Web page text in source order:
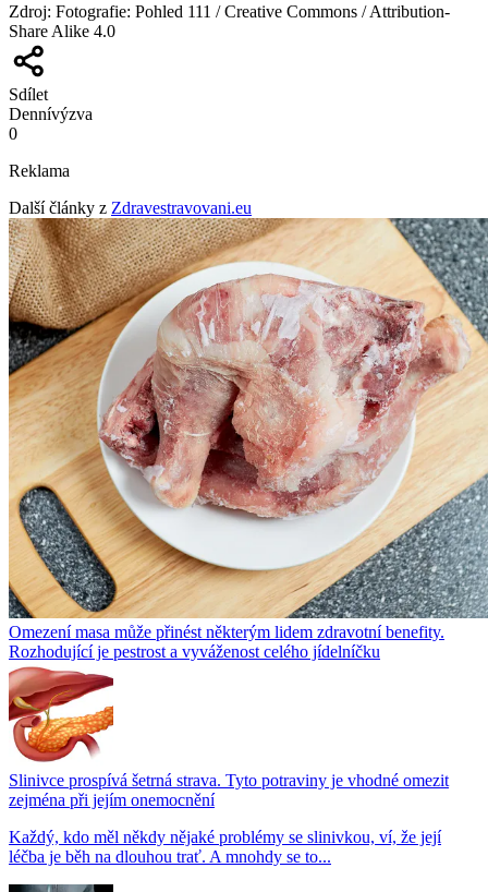
Zdroj: Fotografie: Pohled 111 / Creative Commons / Attribution-
Share Alike 4.0
Sdílet
Dennívýzva
0
Reklama
Další články z Zdravestravovani.eu
Omezení masa může přinést některým lidem zdravotní benefity.
Rozhodující je pestrost a vyváženost celého jídelníčku
Slinivce prospívá šetrná strava. Tyto potraviny je vhodné omezit
zejména při jejím onemocnění
Každý, kdo měl někdy nějaké problémy se slinivkou, ví, že její
léčba je běh na dlouhou trať. A mnohdy se to...